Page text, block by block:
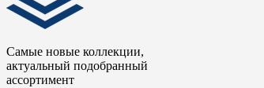
Самые новые коллекции,
актуальный подобранный
ассортимент